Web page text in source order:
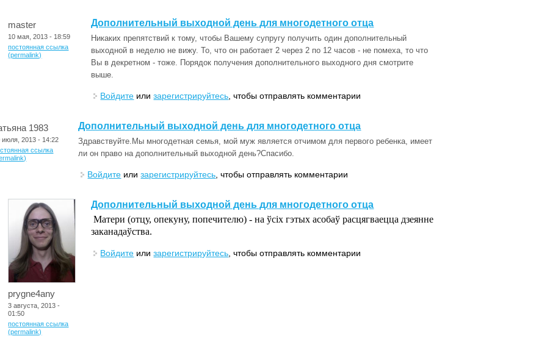
master
10 мая, 2013 - 18:59
постоянная ссылка
(permalink)
Дополнительный выходной день для многодетного отца
Никаких препятствий к тому, чтобы Вашему супругу получить один дополнительный
выходной в неделю не вижу. То, что он работает 2 через 2 по 12 часов - не помеха, то что
Вы в декретном - тоже. Порядок получения дополнительного выходного дня смотрите
выше.
Войдите илизарегистрируйтесь , чтобы отправлять комментарии
1983
июля, 2013 - 14:22
ссылка
Дополнительный выходной день для многодетного отца
Здравствуйте.Мы многодетная семья, мой муж является отчимом для первого ребенка, имеет
ли он право на дополнительный выходной день?Спасибо.
Войдите илизарегистрируйтесь , чтобы отправлять комментарии
prygne4any
3 августа, 2013 -
01:50
постоянная ссылка
(permalink)
Дополнительный выходной день для многодетного отца
Матери (отцу, опекуну, попечителю) - на ўсіх гэтых асобаў расцягваецца дзеянне
заканадаўства.
Войдите илизарегистрируйтесь , чтобы отправлять комментарии